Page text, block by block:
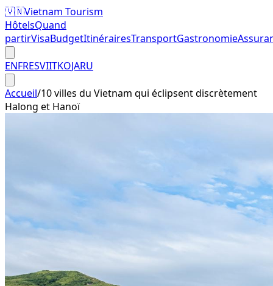
🇻🇳Vietnam Tourism
HôtelsQuand
partirVisaBudgetItinérairesTransportGastronomie
ENFRESVIITKOJARU
Accueil/10 villes du Vietnam qui éclipsent discrètement
Halong et Hanoï